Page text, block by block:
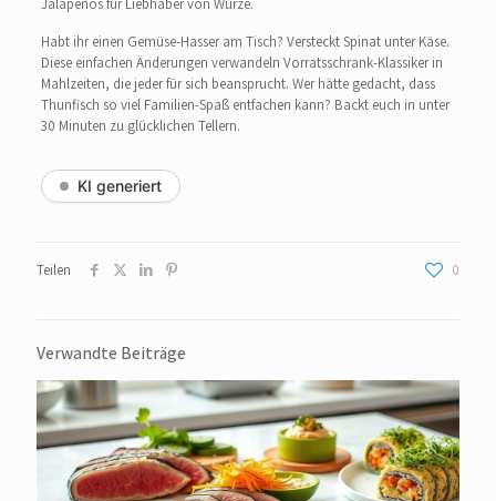
Habt ihr einen Gemüse-Hasser am Tisch? Versteckt Spinat unter Käse.
Diese einfachen Änderungen verwandeln Vorratsschrank-Klassiker in
Mahlzeiten, die jeder für sich beansprucht. Wer hätte gedacht, dass
Thunfisch so viel Familien-Spaß entfachen kann? Backt euch in unter
30 Minuten zu glücklichen Tellern.
KI generiert
Teilen 0
Verwandte Beiträge